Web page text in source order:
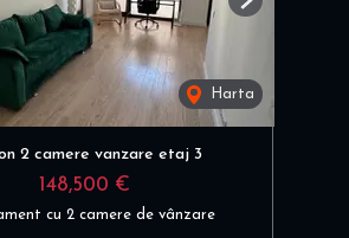
Harta
Next
2 camere vanzare etaj 3
148,500 €
cu 2 camere de vânzare